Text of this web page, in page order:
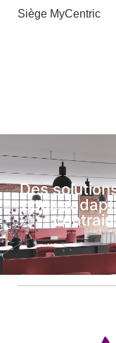
Siège MyCentric
Des
pour